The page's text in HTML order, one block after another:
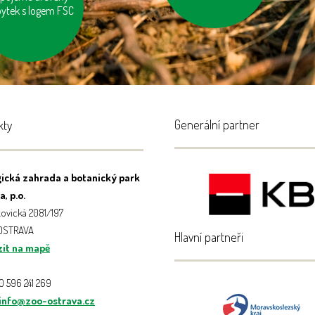
s logem FSC
zubů a holení
zahrada a botanický park
p.o.
2081/197
na mapě
596 241 269
ostrava.cz
Generální partner
Hlavní partneři